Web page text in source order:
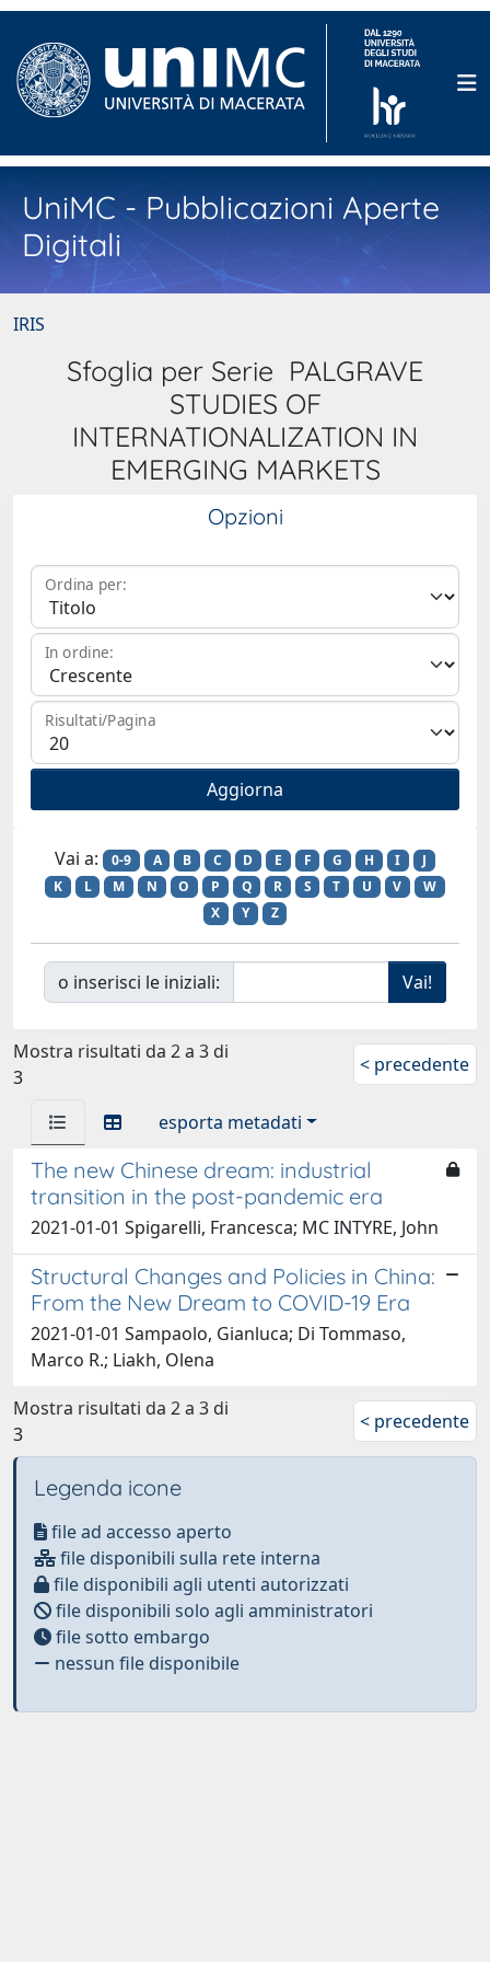
UniMC - Pubblicazioni Aperte
Digitali
IRIS
Sfoglia per Serie PALGRAVE
STUDIES OF
INTERNATIONALIZATION IN
EMERGING MARKETS
Opzioni
Ordina per:
In ordine:
Risultati/Pagina
Vai a: 0-9 A B C D E F G H I
J
K
L M N O P Q R S T U V
W
X
Y Z
o inserisci le iniziali:
Mostra risultati da 2 a 3 di
3
< precedente
esporta metadati
The new Chinese dream: industrial
transition in the post-pandemic era
2021-01-01 Spigarelli, Francesca; MC INTYRE, John
Structural Changes and Policies in China:
From the New Dream to COVID-19 Era
2021-01-01 Sampaolo, Gianluca; Di Tommaso,
Marco R.; Liakh, Olena
Mostra risultati da 2 a 3 di
3
< precedente
Legenda icone
file ad accesso aperto
file disponibili sulla rete interna
file disponibili agli utenti autorizzati
file disponibili solo agli amministratori
file sotto embargo
nessun file disponibile